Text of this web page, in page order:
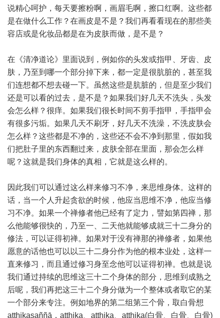
说精心呵护，每天要擦粉啊，画眉毛啊，擦口红啊。这些都
是在做什么工作？在画皮是不是？我们再看看现在的那些美
容店或是化妆品都是在为皮肤而做，是不是？
在《清净道论》里面说到，例如你的头发或指甲、牙齿、皮
肤，乃至到哪一个部分掉下来，都一定是很肮脏的，甚至我
们连想都不想去碰一下。虽然这些是肮脏的，但是至少我们
还是可以看的过去，是不是？如果我们好几天不洗头，头发
会怎么样？很痒。如果我们很长时间不剪手指甲，手指甲会
有很多污垢。如果几天不刷牙，好几天不洗澡，不洗皮肤会
怎么样？这些都是不净的，这些还不会不净到那里，假如我
们把肚子里的东西翻过来，皮肤全部在里面，那会怎么样
呢？这就是我们身体的真相，它就是这么样的。
因此我们可以通过这么样来修习不净，来思维身体。这样的
话，当一个人升起贪欲的时候，他应当思维不净，他应当修
习不净。如果一个禅修者他已经有了定力，譬如第四禅，那
么他能够很快的，乃至一、二天他就能够成就三十二身分的
修法，可以证得初禅。如果对于没有禅那的禅修者，如果他
愿意的话他也可以以三十二身分作为他的根本业处，这样一
直来修习，而且通过修习身至念他可以证得初禅。也就是说
我们通过持续的思维这三十二个身体的部分，思维到成熟之
后呢，我们再把这三十二个身分做为一个整体或者取它的某
一个部分来专注。例如地界的第二组第三个骨，取白骨想
aṭṭhikasaññā，aṭṭhika、aṭṭhika、aṭṭhika(白骨、白骨、白骨)